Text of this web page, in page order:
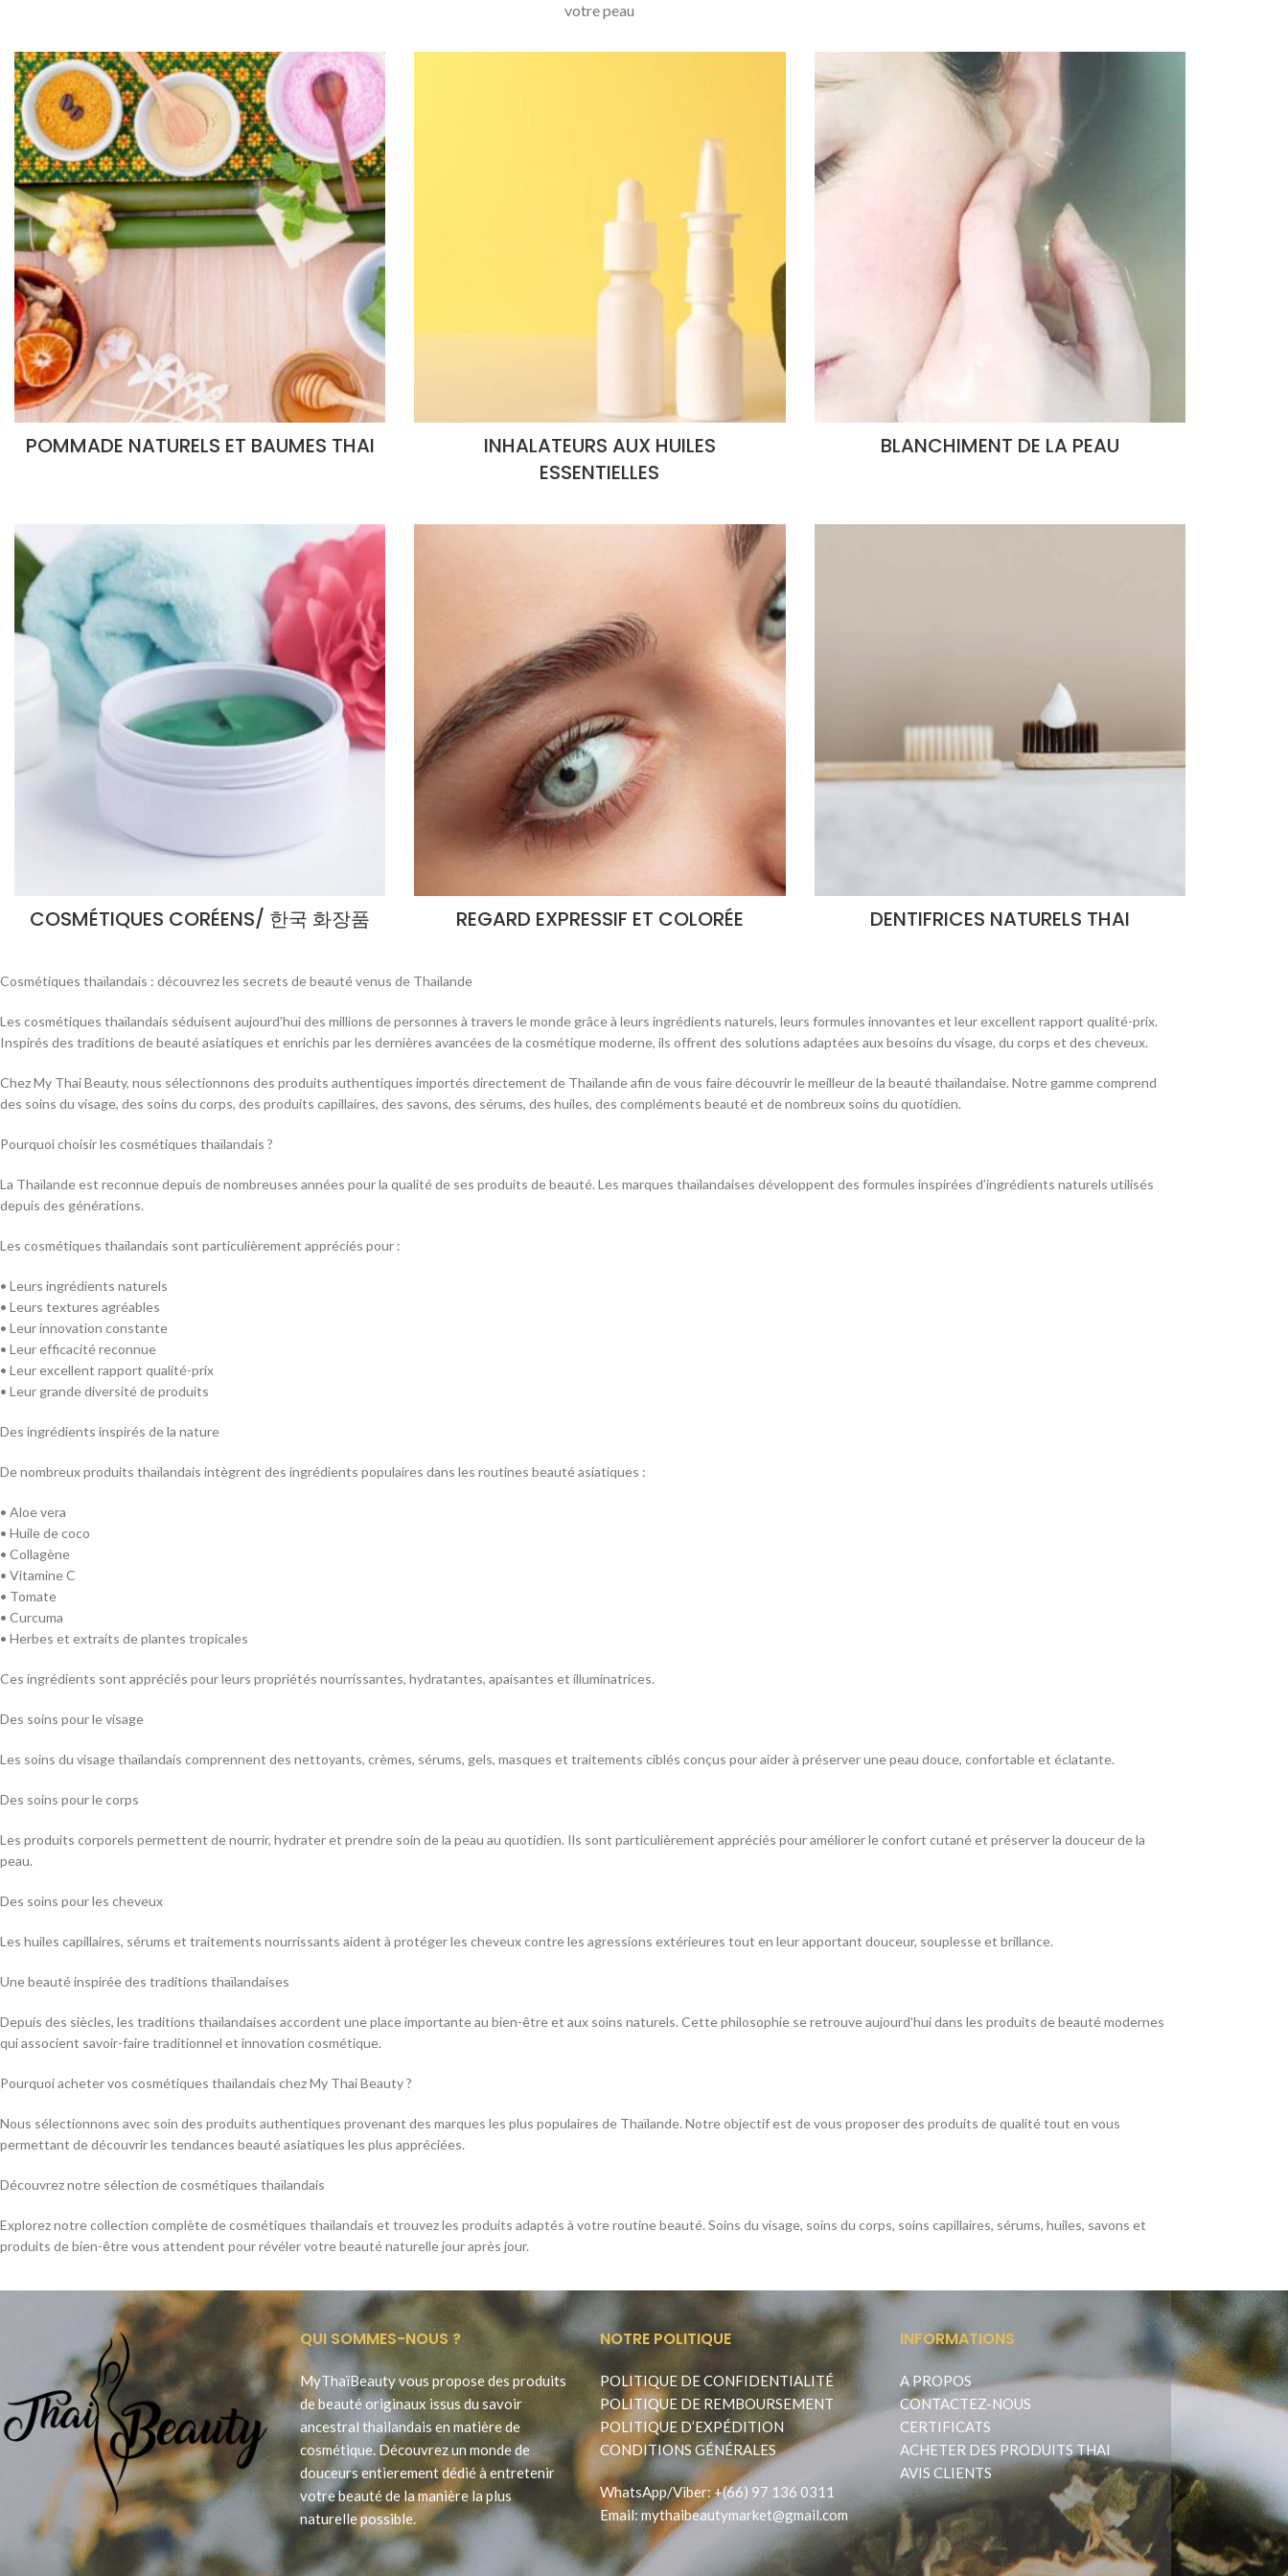
votre peau
POMMADE NATURELS ET BAUMES THAI
INHALATEURS AUX HUILES
ESSENTIELLES
BLANCHIMENT DE LA PEAU
COSMÉTIQUES CORÉENS/ 한국 화장품 REGARD EXPRESSIF ET COLORÉE DENTIFRICES NATURELS THAI
Cosmétiques thaïlandais : découvrez les secrets de beauté venus de Thaïlande
Les cosmétiques thaïlandais séduisent aujourd’hui des millions de personnes à travers le monde grâce à leurs ingrédients naturels, leurs formules innovantes et leur excellent rapport qualité-prix.
Inspirés des traditions de beauté asiatiques et enrichis par les dernières avancées de la cosmétique moderne, ils offrent des solutions adaptées aux besoins du visage, du corps et des cheveux.
Chez My Thai Beauty, nous sélectionnons des produits authentiques importés directement de Thaïlande afin de vous faire découvrir le meilleur de la beauté thaïlandaise. Notre gamme comprend
des soins du visage, des soins du corps, des produits capillaires, des savons, des sérums, des huiles, des compléments beauté et de nombreux soins du quotidien.
Pourquoi choisir les cosmétiques thaïlandais ?
La Thaïlande est reconnue depuis de nombreuses années pour la qualité de ses produits de beauté. Les marques thaïlandaises développent des formules inspirées d’ingrédients naturels utilisés
depuis des générations.
Les cosmétiques thaïlandais sont particulièrement appréciés pour :
• Leurs ingrédients naturels
• Leurs textures agréables
• Leur innovation constante
• Leur efficacité reconnue
• Leur excellent rapport qualité-prix
• Leur grande diversité de produits
Des ingrédients inspirés de la nature
De nombreux produits thaïlandais intègrent des ingrédients populaires dans les routines beauté asiatiques :
• Aloe vera
• Huile de coco
• Collagène
• Vitamine C
• Tomate
• Curcuma
• Herbes et extraits de plantes tropicales
Ces ingrédients sont appréciés pour leurs propriétés nourrissantes, hydratantes, apaisantes et illuminatrices.
Des soins pour le visage
Les soins du visage thaïlandais comprennent des nettoyants, crèmes, sérums, gels, masques et traitements ciblés conçus pour aider à préserver une peau douce, confortable et éclatante.
Des soins pour le corps
Les produits corporels permettent de nourrir, hydrater et prendre soin de la peau au quotidien. Ils sont particulièrement appréciés pour améliorer le confort cutané et préserver la douceur de la
peau.
Des soins pour les cheveux
Les huiles capillaires, sérums et traitements nourrissants aident à protéger les cheveux contre les agressions extérieures tout en leur apportant douceur, souplesse et brillance.
Une beauté inspirée des traditions thaïlandaises
Depuis des siècles, les traditions thaïlandaises accordent une place importante au bien-être et aux soins naturels. Cette philosophie se retrouve aujourd’hui dans les produits de beauté modernes
qui associent savoir-faire traditionnel et innovation cosmétique.
Pourquoi acheter vos cosmétiques thaïlandais chez My Thai Beauty ?
Nous sélectionnons avec soin des produits authentiques provenant des marques les plus populaires de Thaïlande. Notre objectif est de vous proposer des produits de qualité tout en vous
permettant de découvrir les tendances beauté asiatiques les plus appréciées.
Découvrez notre sélection de cosmétiques thaïlandais
Explorez notre collection complète de cosmétiques thaïlandais et trouvez les produits adaptés à votre routine beauté. Soins du visage, soins du corps, soins capillaires, sérums, huiles, savons et
produits de bien-être vous attendent pour révéler votre beauté naturelle jour après jour.
QUI SOMMES-NOUS ?
MyThaïBeauty vous propose des produits
de beauté originaux issus du savoir
ancestral thailandais en matière de
cosmétique. Découvrez un monde de
douceurs entierement dédié à entretenir
votre beauté de la manière la plus
naturelle possible.
NOTRE POLITIQUE
POLITIQUE DE CONFIDENTIALITÉ
POLITIQUE DE REMBOURSEMENT
POLITIQUE D’EXPÉDITION
CONDITIONS GÉNÉRALES
WhatsApp/Viber: +(66) 97 136 0311
Email: mythaibeautymarket@gmail.com
INFORMATIONS
A PROPOS
CONTACTEZ-NOUS
CERTIFICATS
ACHETER DES PRODUITS THAI
AVIS CLIENTS